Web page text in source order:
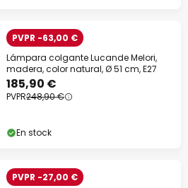
PVPR -63,00 €
Lámpara colgante Lucande Melori,
madera, color natural, Ø 51 cm, E27
185,90 €
PVPR248,90 €
En stock
PVPR -27,00 €
*Marcas excluidas